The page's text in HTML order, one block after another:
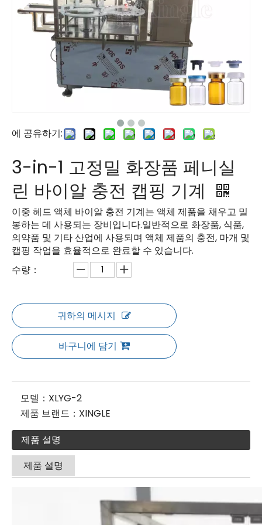
에 공유하기:
3-in-1 고정밀 화장품 페니실
린 바이알 충전 캡핑 기계
이중 헤드 액체 바이알 충전 기계는 액체 제품을 채우고 밀
봉하는 데 사용되는 장비입니다.일반적으로 화장품, 식품,
의약품 및 기타 산업에 사용되며 액체 제품의 충전, 마개 및
캡핑 작업을 효율적으로 완료할 수 있습니다.
수량：
귀하의 메시지
바구니에 담기
모델： XLYG-2
제품 브랜드： XINGLE
제품 설명
제품 설명